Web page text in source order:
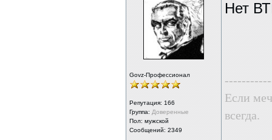
Govz-Профессионал
Репутация: 166
Группа: Доверенные
Пол: мужской
Сообщений: 2349
Нет
Если
всегда.